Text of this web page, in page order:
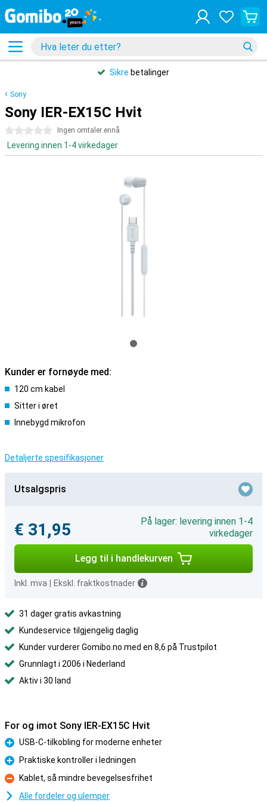
Sikre betalinger
Sony
Sony IER-EX15C Hvit
0 stjerner Ingen omtaler ennå
Levering innen 1-4 virkedager
Kunder er fornøyde med:
120 cm kabel
Sitter i øret
Innebygd mikrofon
Detaljerte spesifikasjoner
Utsalgspris
€ 31,95
På lager: levering innen 1-4
virkedager
Legg til i handlekurven
Inkl. mva Ekskl. fraktkostnader
31 dager gratis avkastning
Kundeservice tilgjengelig daglig
Kunder vurderer Gomibo.no med en 8,6 på Trustpilot
Grunnlagt i 2006 i Nederland
Aktiv i 30 land
For og imot Sony IER-EX15C Hvit
Fordel
USB-C-tilkobling for moderne enheter
Fordel
Praktiske kontroller i ledningen
Ulempe
Kablet, så mindre bevegelsesfrihet
Alle fordeler og ulemper